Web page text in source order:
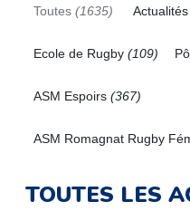
Toutes (1635)
Ecole de Rugby (109)
ASM Espoirs (367)
ASM Romagnat Rugby
TOUTES LES